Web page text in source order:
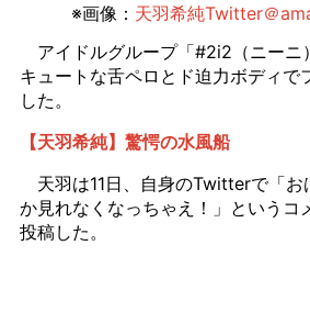
※画像： 天羽希純Twitter＠
アイドルグループ「#2i2（ニーニ
キュートな舌ペロとド迫力ボディで
した。
【天羽希純】驚愕の水風船
天羽は11日、自身のTwitterで「お
か見れなくなっちゃえ！」というコ
投稿した。